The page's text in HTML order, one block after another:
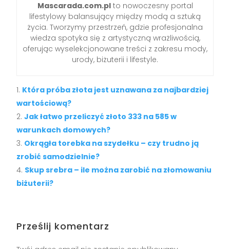
Mascarada.com.plto nowoczesny portal
lifestylowy balansujący między modą a sztuką
życia. Tworzymy przestrzeń, gdzie profesjonalna
wiedza spotyka się z artystyczną wrażliwością,
oferując wyselekcjonowane treści z zakresu mody,
urody, biżuterii i lifestyle.
Która próba złota jest uznawana za najbardziej
wartościową?
Jak łatwo przeliczyć złoto 333 na 585 w
warunkach domowych?
Okrągła torebka na szydełku – czy trudno ją
zrobić samodzielnie?
Skup srebra – ile można zarobić na złomowaniu
biżuterii?
Prześlij komentarz